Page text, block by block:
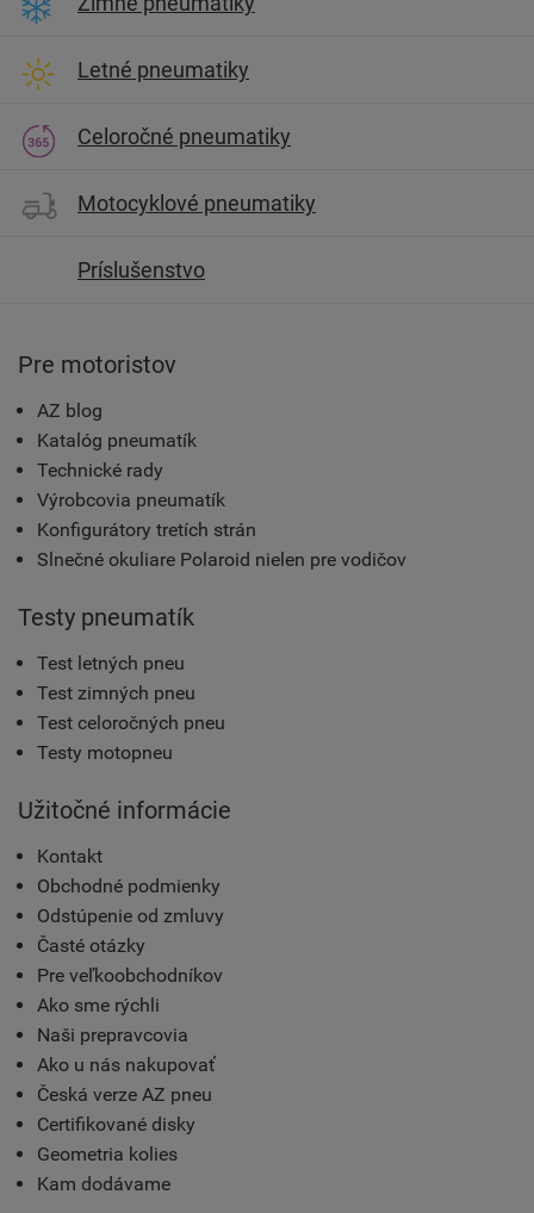
Letné pneumatiky
Celoročné pneumatiky
Motocyklové pneumatiky
Príslušenstvo
Pre motoristov
AZ blog
Katalóg pneumatík
Technické rady
Výrobcovia pneumatík
Konfigurátory tretích strán
Slnečné okuliare Polaroid nielen pre vodičov
Testy pneumatík
Test letných pneu
Test zimných pneu
Test celoročných pneu
Testy motopneu
Užitočné informácie
Kontakt
Obchodné podmienky
Odstúpenie od zmluvy
Časté otázky
Pre veľkoobchodníkov
Ako sme rýchli
Naši prepravcovia
Ako u nás nakupovať
Česká verze AZ pneu
Certifikované disky
Geometria kolies
Kam dodávame